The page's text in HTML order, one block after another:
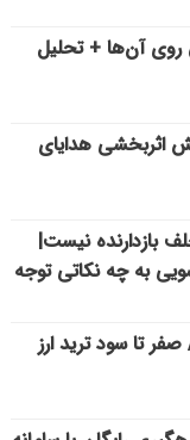
آن‌ها + تحلیل
اثربخشی هدایای
بازدارنده نیست|
به چه نکاتی توجه
تا سود ترید ارز